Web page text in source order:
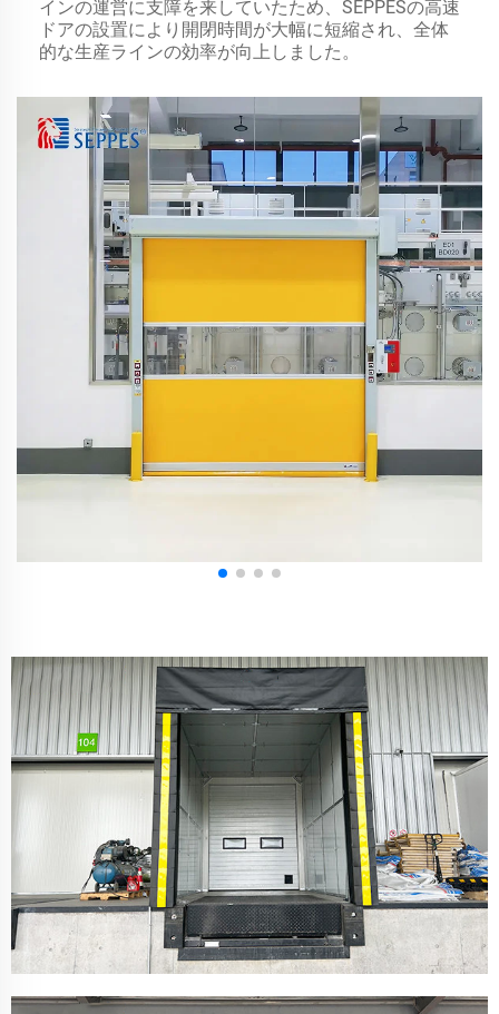
安全性と運用効率を向上させたSEPPESの高速ジッパ
ードアを選択しました。